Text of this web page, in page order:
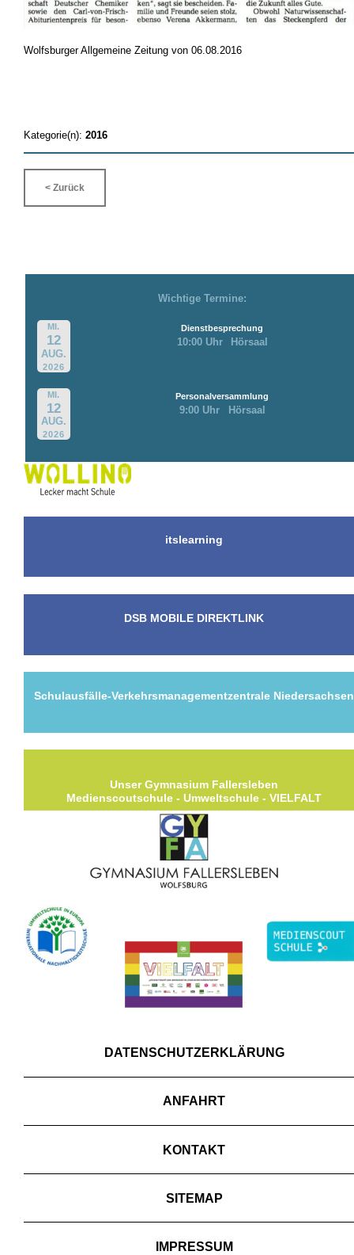
Wolfsburger Allgemeine Zeitung von 06.08.2016
Kategorie(n): 2016
< Zurück
Wichtige Termine:
MI.
12
AUG.
2026
Dienstbesprechung
10:00 Uhr Hörsaal
MI.
12
AUG.
2026
Personalversammlung
9:00 Uhr Hörsaal
itslearning
DSB MOBILE DIREKTLINK
Schulausfälle-Verkehrsmanagementzentrale Niedersachsen
Unser Gymnasium Fallersleben
Medienscoutschule - Umweltschule - VIELFALT
DATENSCHUTZERKLÄRUNG
ANFAHRT
KONTAKT
SITEMAP
IMPRESSUM